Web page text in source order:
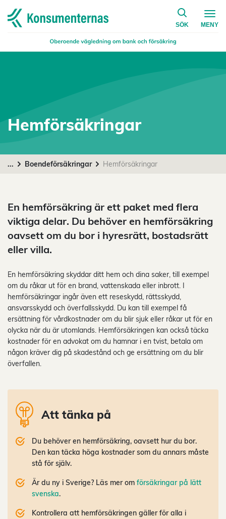
Navigera till startsidan
SÖK
på
MENY
Hemförsäkringar
... Boendeförsäkringar Hemförsäkringar
En hemförsäkring är ett paket med flera
viktiga delar. Du behöver en hemförsäkring
oavsett om du bor i hyresrätt, bostadsrätt
eller villa.
En hemförsäkring skyddar ditt hem och dina saker, till exempel
om du råkar ut för en brand, vattenskada eller inbrott. I
hemförsäkringar ingår även ett reseskydd, rättsskydd,
ansvarsskydd och överfallsskydd. Du kan till exempel få
ersättning för vårdkostnader om du blir sjuk eller råkar ut för en
olycka när du är utomlands. Hemförsäkringen kan också täcka
kostnader för en advokat om du hamnar i en tvist, betala om
någon kräver dig på skadestånd och ge ersättning om du blir
överfallen.
Att tänka på
Du behöver en hemförsäkring, oavsett hur du bor.
Den kan täcka höga kostnader som du annars måste
stå för själv.
Är du ny i Sverige? Läs mer om försäkringar på lätt
svenska.
Kontrollera att hemförsäkringen gäller för alla i